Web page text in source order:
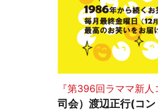
『第396回ラママ新人
司会）渡辺正行(コ